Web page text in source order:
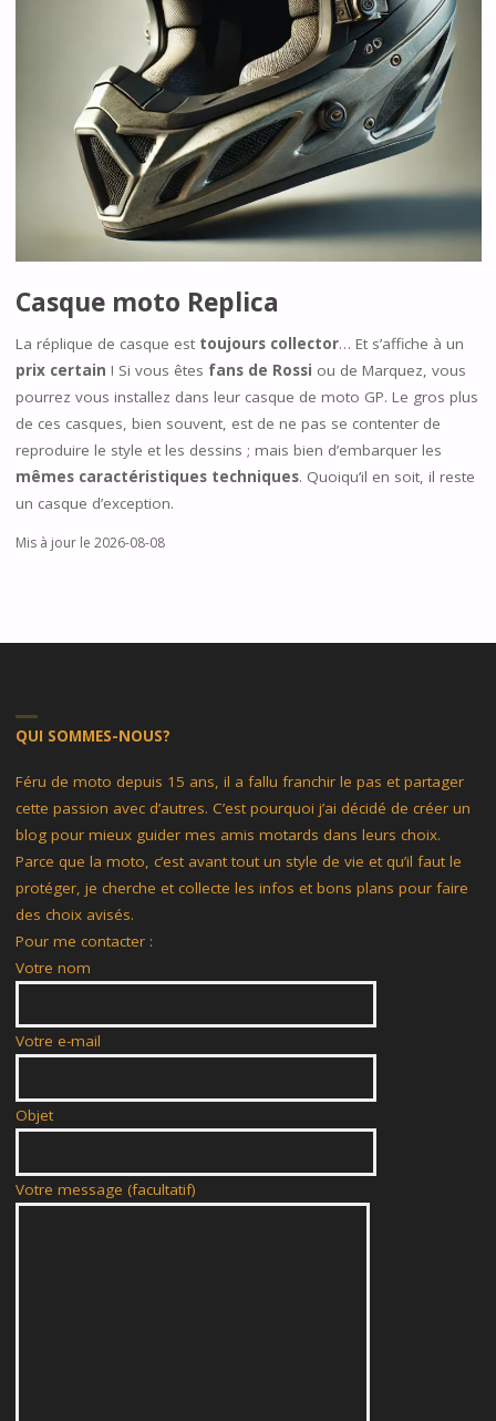
Casque moto Replica
La réplique de casque est toujours collector… Et s’affiche à un
prix certain ! Si vous êtes fans de Rossi ou de Marquez, vous
pourrez vous installez dans leur casque de moto GP. Le gros plus
de ces casques, bien souvent, est de ne pas se contenter de
reproduire le style et les dessins ; mais bien d’embarquer les
mêmes caractéristiques techniques. Quoiqu’il en soit, il reste
un casque d’exception.
Mis à jour le 2026-08-08
QUI SOMMES-NOUS?
Féru de moto depuis 15 ans, il a fallu franchir le pas et partager
cette passion avec d’autres. C’est pourquoi j’ai décidé de créer un
blog pour mieux guider mes amis motards dans leurs choix.
Parce que la moto, c’est avant tout un style de vie et qu’il faut le
protéger, je cherche et collecte les infos et bons plans pour faire
des choix avisés.
Pour me contacter :
Votre nom
Votre e-mail
Objet
Votre message (facultatif)